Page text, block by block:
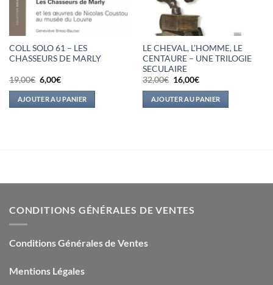
COLL SOLO 61 – LES
CHASSEURS DE MARLY
19,00€ Le
prix
initial
était :
19,00€.
6,00€Le
actuel
est :
6,00€.
AJOUTER AU PANIER
LE CHEVAL, L’HOMME, LE
CENTAURE – UNE TRILOGIE
SECULAIRE
32,00€ Le
prix
initial
était :
32,00€.
16,00€Le
actuel
est :
16,00€.
AJOUTER AU PANIER
CONDITIONS GÉNÉRALES DE VENTES
Conditions Générales de Ventes
Mentions Légales